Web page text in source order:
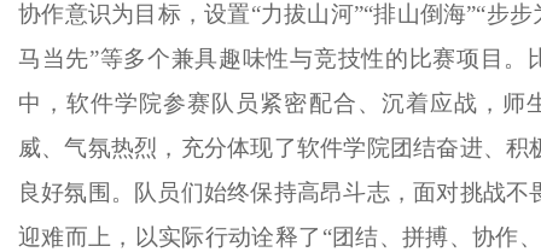
协作意识为目标，设置“力拔山河”“排山倒海”“步步
马当先”等多个兼具趣味性与竞技性的比赛项目。
中，软件学院参赛队员紧密配合、沉着应战，师
威、气氛热烈，充分体现了软件学院团结奋进、积
良好氛围。队员们始终保持高昂斗志，面对挑战不
迎难而上，以实际行动诠释了“团结、拼搏、协作